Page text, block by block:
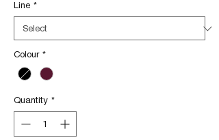
Line *
Colour *
Quantity *